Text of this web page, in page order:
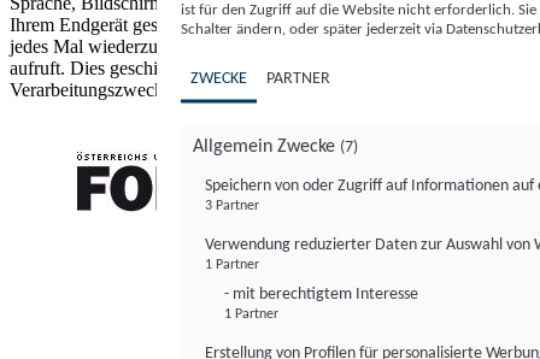
Ihrem Endgerät gespeichert oder von dort ausgelesen werden, um es
jedes Mal wiederzuerkennen, wenn es eine App oder einer Webseite
aufruft. Dies geschieht für einen oder mehrere der hier aufgeführten
Verarbeitungszwecke.
ist für den Zugriff auf die Website nicht erforderlich.
Schalter ändern, oder später jederzeit via
ZWECKE PARTNER
Allgemein Zwecke (7)
Speichern von oder Zugriff auf Informationen auf
3 Partner
Verwendung reduzierter Daten zur Auswahl von
1 Partner
- mit berechtigtem Interesse
1 Partner
Erstellung von Profilen für personalisierte
FONDS professionell